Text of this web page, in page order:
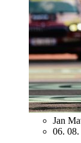
Jan
06.